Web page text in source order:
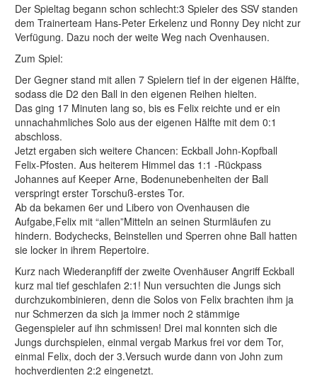
Der Spieltag begann schon schlecht:3 Spieler des SSV standen
dem Trainerteam Hans-Peter Erkelenz und Ronny Dey nicht zur
Verfügung. Dazu noch der weite Weg nach Ovenhausen.
Zum Spiel:
Der Gegner stand mit allen 7 Spielern tief in der eigenen Hälfte,
sodass die D2 den Ball in den eigenen Reihen hielten.
Das ging 17 Minuten lang so, bis es Felix reichte und er ein
unnachahmliches Solo aus der eigenen Hälfte mit dem 0:1
abschloss.
Jetzt ergaben sich weitere Chancen: Eckball John-Kopfball
Felix-Pfosten. Aus heiterem Himmel das 1:1 -Rückpass
Johannes auf Keeper Arne, Bodenunebenheiten der Ball
verspringt erster Torschuß-erstes Tor.
Ab da bekamen 6er und Libero von Ovenhausen die
Aufgabe,Felix mit “allen”Mitteln an seinen Sturmläufen zu
hindern. Bodychecks, Beinstellen und Sperren ohne Ball hatten
sie locker in ihrem Repertoire.
Kurz nach Wiederanpfiff der zweite Ovenhäuser Angriff Eckball
kurz mal tief geschlafen 2:1! Nun versuchten die Jungs sich
durchzukombinieren, denn die Solos von Felix brachten ihm ja
nur Schmerzen da sich ja immer noch 2 stämmige
Gegenspieler auf ihn schmissen! Drei mal konnten sich die
Jungs durchspielen, einmal vergab Markus frei vor dem Tor,
einmal Felix, doch der 3.Versuch wurde dann von John zum
hochverdienten 2:2 eingenetzt.